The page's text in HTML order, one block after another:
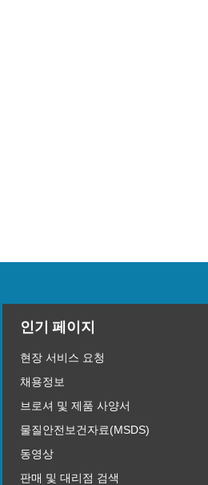
인기 페이지
현장 서비스 요청
채용정보
브로셔 및 제품 사양서
물질안전보건자료(MSDS)
동영상
판매 및 대리점 검색